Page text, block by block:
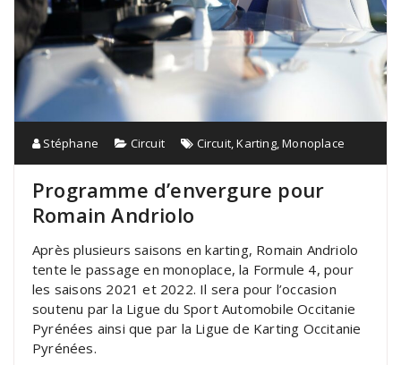
Stéphane Circuit Circuit,Karting,Monoplace
Programme d’envergure pour
Romain Andriolo
Après plusieurs saisons en karting, Romain Andriolo
tente le passage en monoplace, la Formule 4, pour
les saisons 2021 et 2022. Il sera pour l’occasion
soutenu par la Ligue du Sport Automobile Occitanie
Pyrénées ainsi que par la Ligue de Karting Occitanie
Pyrénées.